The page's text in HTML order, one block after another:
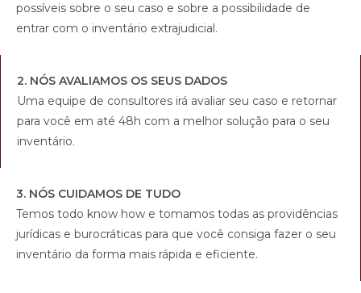
possíveis sobre o seu caso e sobre a possibilidade de
entrar com o inventário extrajudicial.
2. NÓS AVALIAMOS OS SEUS DADOS
Uma equipe de consultores irá avaliar seu caso e retornar
para você em até 48h com a melhor solução para o seu
inventário.
3. NÓS CUIDAMOS DE TUDO
Temos todo know how e tomamos todas as providências
jurídicas e burocráticas para que você consiga fazer o seu
inventário da forma mais rápida e eficiente.